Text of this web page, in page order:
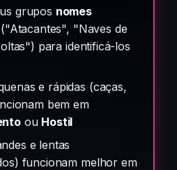
grupos nomes
("Atacantes", "Naves de
para identificá-los
e rápidas (caças,
bem em
ou Hostil
e lentas
funcionam melhor em